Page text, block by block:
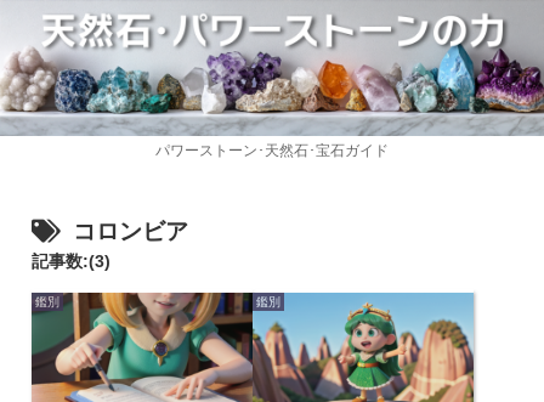
パワーストーン･天然石･宝石ガイド
コロンビア
記事数:(3)
鑑別 鑑別